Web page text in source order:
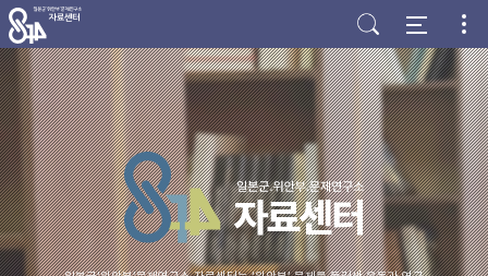
주
메
뉴
바
로
가
기
본
문
바
로
가
기
하
단
바
로
가
기